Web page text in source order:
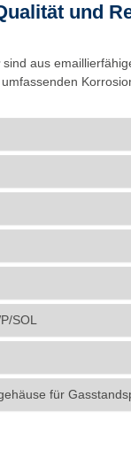
und
sind aus
SOL
für